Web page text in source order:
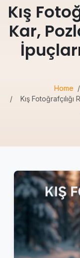
Kış
Kar,
Home
Kış